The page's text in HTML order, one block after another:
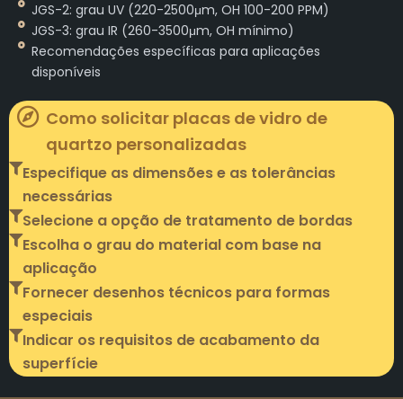
JGS-2: grau UV (220-2500μm, OH 100-200 PPM)
JGS-3: grau IR (260-3500μm, OH mínimo)
Recomendações específicas para aplicações
disponíveis
Como solicitar placas de vidro de
quartzo personalizadas
Especifique as dimensões e as tolerâncias
necessárias
Selecione a opção de tratamento de bordas
Escolha o grau do material com base na
aplicação
Fornecer desenhos técnicos para formas
especiais
Indicar os requisitos de acabamento da
superfície